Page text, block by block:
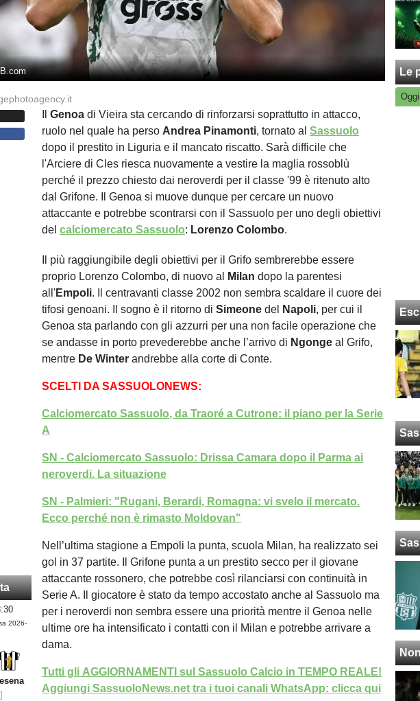
2026-
IlGenoa di Vieira sta cercando di rinforzarsi soprattutto in attacco,
ruolo nel quale ha perso Andrea Pinamonti, tornato alSassuolo
dopo il prestito in Liguria e il mancato riscatto. Sarà difficile che
l'Arciere di Cles riesca nuovamente a vestire la maglia rossoblù
perché il prezzo chiesto dai neroverdi per il classe '99 è ritenuto alto
dal Grifone. Il Genoa si muove dunque per cercare un nuovo
attaccante e potrebbe scontrarsi con il Sassuolo per uno degli obiettivi
delcalciomercato Sassuolo: Lorenzo Colombo.
Il più raggiungibile degli obiettivi per il Grifo sembrerebbe essere
proprio Lorenzo Colombo, di nuovo al
Milan dopo la parentesi
all'Empoli. Il centravanti classe 2002 non sembra scaldare il cuore dei
tifosi genoani. Il sogno è il ritorno diSimeone del Napoli, per cui il
Genoa sta parlando con gli azzurri per una non facile operazione che
se andasse in porto prevederebbe anche l’arrivo di Ngonge al Grifo,
mentre De Winter andrebbe alla corte di Conte.
SCELTI DA SASSUOLONEWS:
Calciomercato Sassuolo, da Traoré a Cutrone: il piano per la Serie
A
SN - Calciomercato Sassuolo: Drissa Camara dopo il Parma ai
neroverdi. La situazione
SN - Palmieri: "Rugani, Berardi, Romagna: vi svelo il mercato.
Ecco perché non è rimasto Moldovan"
Nell’ultima stagione a Empoli la punta, scuola Milan, ha realizzato sei
gol in 37 partite. Il Grifone punta a un prestito secco per il giovane
attaccante rossonero, che potrebbe così rilanciarsi con continuità in
Serie A. Il giocatore è stato da tempo accostato anche al Sassuolo ma
per i neroverdi non sembra essere una priorità mentre il Genoa nelle
ultime ore ha intensificato i contatti con il Milan e potrebbe arrivare a
dama.
Tutti gli AGGIORNAMENTI sul Sassuolo Calcio in TEMPO REALE!
Aggiungi SassuoloNews.net tra i tuoi canali WhatsApp: clicca qui
Le
Oggi